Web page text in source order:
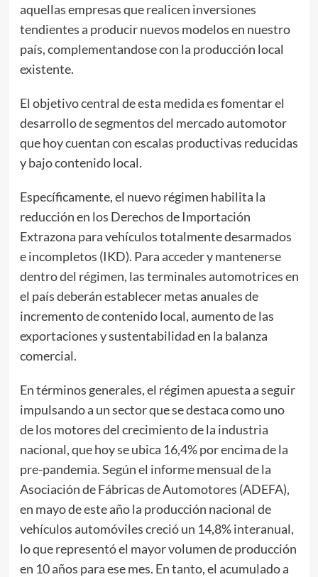
aquellas empresas que realicen inversiones
tendientes a producir nuevos modelos en nuestro
país, complementandose con la producción local
existente.
El objetivo central de esta medida es fomentar el
desarrollo de segmentos del mercado automotor
que hoy cuentan con escalas productivas reducidas
y bajo contenido local.
Específicamente, el nuevo régimen habilita la
reducción en los Derechos de Importación
Extrazona para vehículos totalmente desarmados
e incompletos (IKD). Para acceder y mantenerse
dentro del régimen, las terminales automotrices en
el país deberán establecer metas anuales de
incremento de contenido local, aumento de las
exportaciones y sustentabilidad en la balanza
comercial.
En términos generales, el régimen apuesta a seguir
impulsando a un sector que se destaca como uno
de los motores del crecimiento de la industria
nacional, que hoy se ubica 16,4% por encima de la
pre-pandemia. Según el informe mensual de la
Asociación de Fábricas de Automotores (ADEFA),
en mayo de este año la producción nacional de
vehículos automóviles creció un 14,8% interanual,
lo que representó el mayor volumen de producción
en 10 años para ese mes. En tanto, el acumulado a